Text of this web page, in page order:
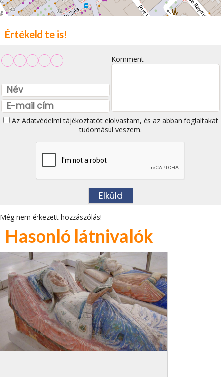
Értékeld te is!
Komment
Az Adatvédelmi tájékoztatótelolvastam, és az abban foglaltakat
tudomásul veszem.
Még nem érkezett hozzászólás!
Hasonló látnivalók